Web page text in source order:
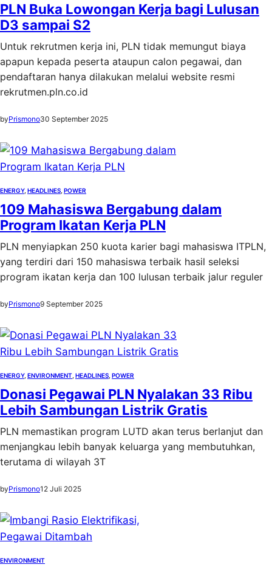
PLN Buka Lowongan Kerja bagi Lulusan
D3 sampai S2
Untuk rekrutmen kerja ini, PLN tidak memungut biaya
apapun kepada peserta ataupun calon pegawai, dan
pendaftaran hanya dilakukan melalui website resmi
rekrutmen.pln.co.id
byPrismono30 September 2025
ENERGY, HEADLINES POWER
109 Mahasiswa Bergabung dalam
Program Ikatan Kerja PLN
PLN menyiapkan 250 kuota karier bagi mahasiswa ITPLN,
yang terdiri dari 150 mahasiswa terbaik hasil seleksi
program ikatan kerja dan 100 lulusan terbaik jalur reguler
byPrismono9 September 2025
ENERGY, ENVIRONMENT HEADLINES POWER
Donasi Pegawai PLN Nyalakan 33 Ribu
Lebih Sambungan Listrik Gratis
PLN memastikan program LUTD akan terus berlanjut dan
menjangkau lebih banyak keluarga yang membutuhkan,
terutama di wilayah 3T
byPrismono12 Juli 2025
ENVIRONMENT